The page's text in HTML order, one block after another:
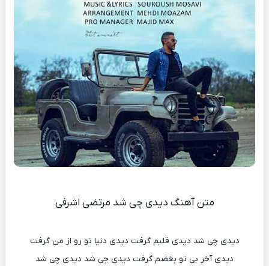
متن آهنگ دیدی چی شد مرتضی اشرفی
دیدی چی شد دیدی قلبم گرفت دیدی دنیا تو رو از من گرفت
دیدی آخر بی تو بغضم گرفت دیدی چی شد دیدی چی شد